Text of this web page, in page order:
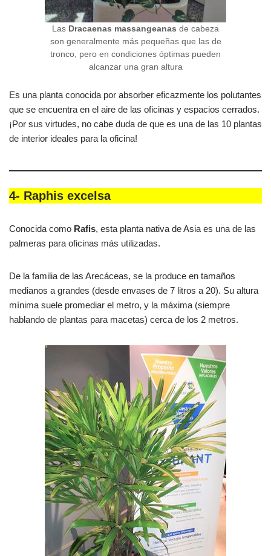
Las Dracaenas massangeanas de cabeza
son generalmente más pequeñas que las de
tronco, pero en condiciones óptimas pueden
alcanzar una gran altura
Es una planta conocida por absorber eficazmente los polutantes
que se encuentra en el aire de las oficinas y espacios cerrados.
¡Por sus virtudes, no cabe duda de que es una de las 10 plantas
de interior ideales para la oficina!
4- Raphis excelsa
Conocida como Rafis, esta planta nativa de Asia es una de las
palmeras para oficinas más utilizadas.
De la familia de las Arecáceas, se la produce en tamaños
medianos a grandes (desde envases de 7 litros a 20). Su altura
mínima suele promediar el metro, y la máxima (siempre
hablando de plantas para macetas) cerca de los 2 metros.